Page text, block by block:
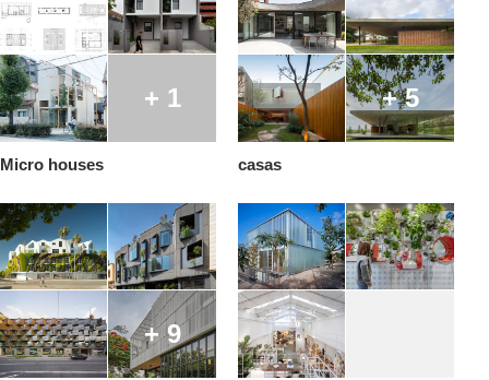
+ 1
Micro houses
+ 5
casas
+ 9